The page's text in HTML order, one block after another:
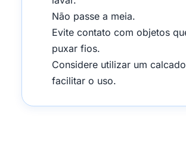
Não passe a meia.
Evite contato com objetos
puxar fios.
Considere utilizar um
facilitar o uso.